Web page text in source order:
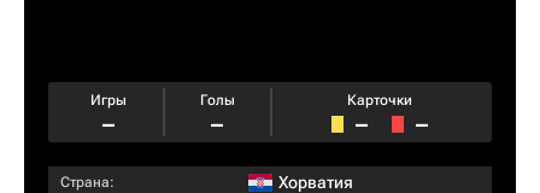
Игры
–
Голы
–
Карточки
– –
Страна: Хорватия